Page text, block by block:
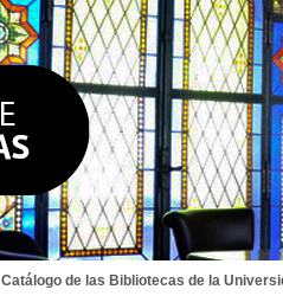
Catálogo de las Bibliotecas de la